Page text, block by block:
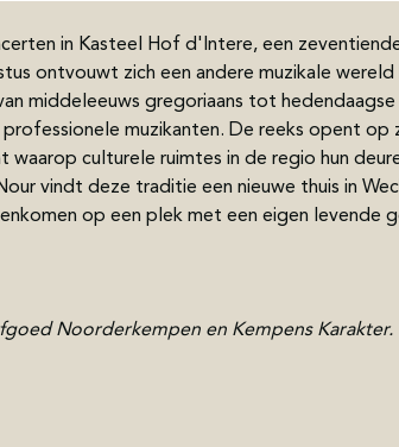
in Kasteel Hof d'Intere, een
ontvouwt zich een andere muzikale wereld
middeleeuws gregoriaans tot
muzikanten. De reeks opent op
culturele ruimtes in de regio hun
vindt deze traditie een nieuwe thuis in
op een plek met een eigen levende
Noorderkempen en Kempens Karakter.